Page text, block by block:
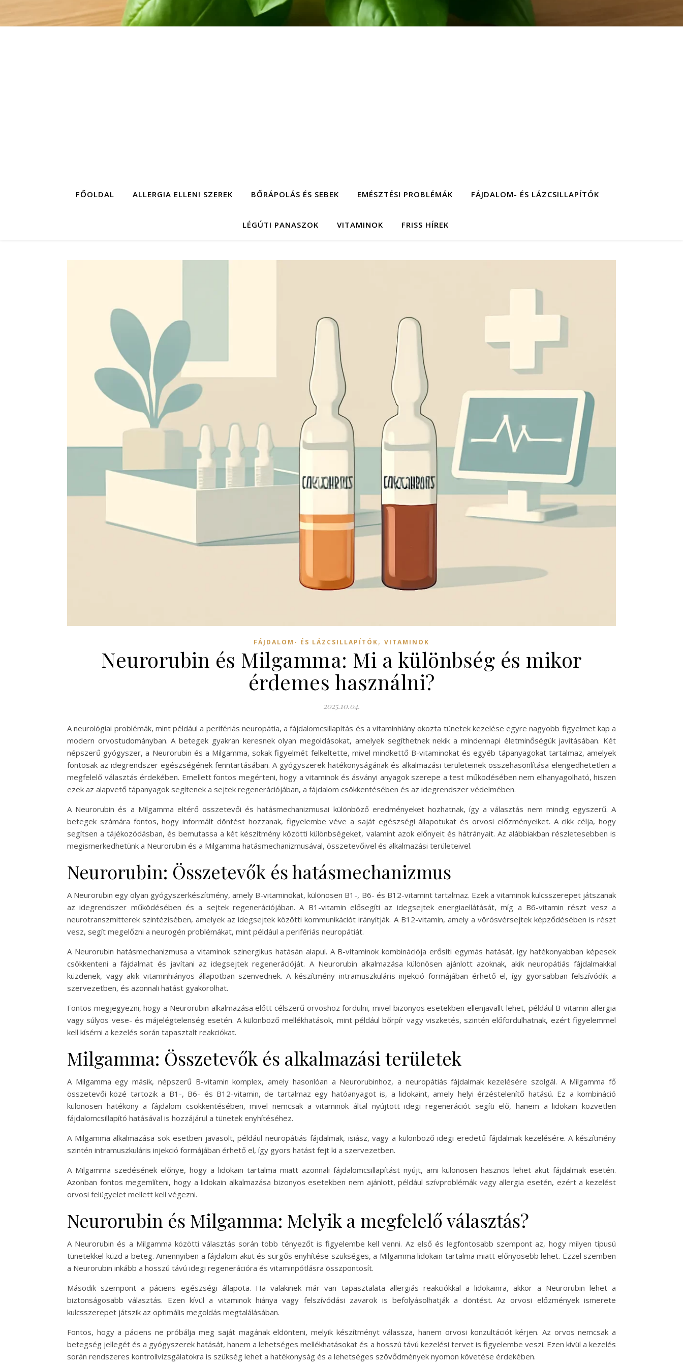
FŐOLDAL ALLERGIA ELLENI SZEREK BŐRÁPOLÁS ÉS SEBEK EMÉSZTÉSI PROBLÉMÁK FÁJDALOM- ÉS LÁZCSILLAPÍTÓK
LÉGÚTI PANASZOK VITAMINOK FRISS HÍREK
FÁJDALOM- ÉS LÁZCSILLAPÍTÓK, VITAMINOK
Neurorubin és Milgamma: Mi a különbség és mikor
érdemes használni?
2025.10.04.
A neurológiai problémák, mint például a perifériás neuropátia, a fájdalomcsillapítás és a vitaminhiány okozta tünetek kezelése egyre nagyobb figyelmet kap a
modern orvostudományban. A betegek gyakran keresnek olyan megoldásokat, amelyek segíthetnek nekik a mindennapi életminőségük javításában. Két
népszerű gyógyszer, a Neurorubin és a Milgamma, sokak figyelmét felkeltette, mivel mindkettő B-vitaminokat és egyéb tápanyagokat tartalmaz, amelyek
fontosak az idegrendszer egészségének fenntartásában. A gyógyszerek hatékonyságának és alkalmazási területeinek összehasonlítása elengedhetetlen a
megfelelő választás érdekében. Emellett fontos megérteni, hogy a vitaminok és ásványi anyagok szerepe a test működésében nem elhanyagolható, hiszen
ezek az alapvető tápanyagok segítenek a sejtek regenerációjában, a fájdalom csökkentésében és az idegrendszer védelmében.
A Neurorubin és a Milgamma eltérő összetevői és hatásmechanizmusai különböző eredményeket hozhatnak, így a választás nem mindig egyszerű. A
betegek számára fontos, hogy informált döntést hozzanak, figyelembe véve a saját egészségi állapotukat és orvosi előzményeiket. A cikk célja, hogy
segítsen a tájékozódásban, és bemutassa a két készítmény közötti különbségeket, valamint azok előnyeit és hátrányait. Az alábbiakban részletesebben is
megismerkedhetünk a Neurorubin és a Milgamma hatásmechanizmusával, összetevőivel és alkalmazási területeivel.
Neurorubin: Összetevők és hatásmechanizmus
A Neurorubin egy olyan gyógyszerkészítmény, amely B-vitaminokat, különösen B1-, B6- és B12-vitamint tartalmaz. Ezek a vitaminok kulcsszerepet játszanak
az idegrendszer működésében és a sejtek regenerációjában. A B1-vitamin elősegíti az idegsejtek energiaellátását, míg a B6-vitamin részt vesz a
neurotranszmitterek szintézisében, amelyek az idegsejtek közötti kommunikációt irányítják. A B12-vitamin, amely a vörösvérsejtek képződésében is részt
vesz, segít megelőzni a neurogén problémákat, mint például a perifériás neuropátiát.
A Neurorubin hatásmechanizmusa a vitaminok szinergikus hatásán alapul. A B-vitaminok kombinációja erősíti egymás hatását, így hatékonyabban képesek
csökkenteni a fájdalmat és javítani az idegsejtek regenerációját. A Neurorubin alkalmazása különösen ajánlott azoknak, akik neuropátiás fájdalmakkal
küzdenek, vagy akik vitaminhiányos állapotban szenvednek. A készítmény intramuszkuláris injekció formájában érhető el, így gyorsabban felszívódik a
szervezetben, és azonnali hatást gyakorolhat.
Fontos megjegyezni, hogy a Neurorubin alkalmazása előtt célszerű orvoshoz fordulni, mivel bizonyos esetekben ellenjavallt lehet, például B-vitamin allergia
vagy súlyos vese- és májelégtelenség esetén. A különböző mellékhatások, mint például bőrpír vagy viszketés, szintén előfordulhatnak, ezért figyelemmel
kell kísérni a kezelés során tapasztalt reakciókat.
Milgamma: Összetevők és alkalmazási területek
A Milgamma egy másik, népszerű B-vitamin komplex, amely hasonlóan a Neurorubinhoz, a neuropátiás fájdalmak kezelésére szolgál. A Milgamma fő
összetevői közé tartozik a B1-, B6- és B12-vitamin, de tartalmaz egy hatóanyagot is, a lidokaint, amely helyi érzéstelenítő hatású. Ez a kombináció
különösen hatékony a fájdalom csökkentésében, mivel nemcsak a vitaminok által nyújtott idegi regenerációt segíti elő, hanem a lidokain közvetlen
fájdalomcsillapító hatásával is hozzájárul a tünetek enyhítéséhez.
A Milgamma alkalmazása sok esetben javasolt, például neuropátiás fájdalmak, isiász, vagy a különböző idegi eredetű fájdalmak kezelésére. A készítmény
szintén intramuszkuláris injekció formájában érhető el, így gyors hatást fejt ki a szervezetben.
A Milgamma szedésének előnye, hogy a lidokain tartalma miatt azonnali fájdalomcsillapítást nyújt, ami különösen hasznos lehet akut fájdalmak esetén.
Azonban fontos megemlíteni, hogy a lidokain alkalmazása bizonyos esetekben nem ajánlott, például szívproblémák vagy allergia esetén, ezért a kezelést
orvosi felügyelet mellett kell végezni.
Neurorubin és Milgamma: Melyik a megfelelő választás?
A Neurorubin és a Milgamma közötti választás során több tényezőt is figyelembe kell venni. Az első és legfontosabb szempont az, hogy milyen típusú
tünetekkel küzd a beteg. Amennyiben a fájdalom akut és sürgős enyhítése szükséges, a Milgamma lidokain tartalma miatt előnyösebb lehet. Ezzel szemben
a Neurorubin inkább a hosszú távú idegi regenerációra és vitaminpótlásra összpontosít.
Második szempont a páciens egészségi állapota. Ha valakinek már van tapasztalata allergiás reakciókkal a lidokainra, akkor a Neurorubin lehet a
biztonságosabb választás. Ezen kívül a vitaminok hiánya vagy felszívódási zavarok is befolyásolhatják a döntést. Az orvosi előzmények ismerete
kulcsszerepet játszik az optimális megoldás megtalálásában.
Fontos, hogy a páciens ne próbálja meg saját magának eldönteni, melyik készítményt válassza, hanem orvosi konzultációt kérjen. Az orvos nemcsak a
betegség jellegét és a gyógyszerek hatását, hanem a lehetséges mellékhatásokat és a hosszú távú kezelési tervet is figyelembe veszi. Ezen kívül a kezelés
során rendszeres kontrollvizsgálatokra is szükség lehet a hatékonyság és a lehetséges szövődmények nyomon követése érdekében.